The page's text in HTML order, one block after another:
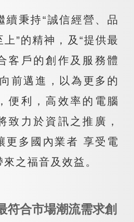
續秉持“誠信經營、品
”的精神，及“提供最
客戶的創作及服務體
前邁進，以為更多的
便利，高效率的電腦
致力於資訊之推廣，
更多國內業者 享受電
之福音及效益。
符合市場潮流需求創